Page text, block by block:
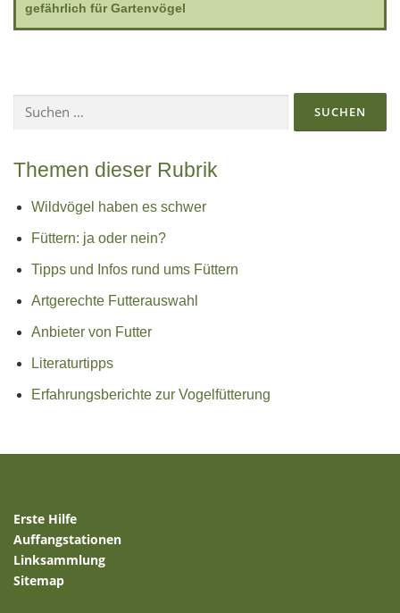
gefährlich für Gartenvögel
nach:
Themen dieser Rubrik
Wildvögel haben es schwer
Füttern: ja oder nein?
Tipps und Infos rund ums Füttern
Artgerechte Futterauswahl
Anbieter von Futter
Literaturtipps
Erfahrungsberichte zur Vogelfütterung
Erste Hilfe
Auffangstationen
Linksammlung
Sitemap